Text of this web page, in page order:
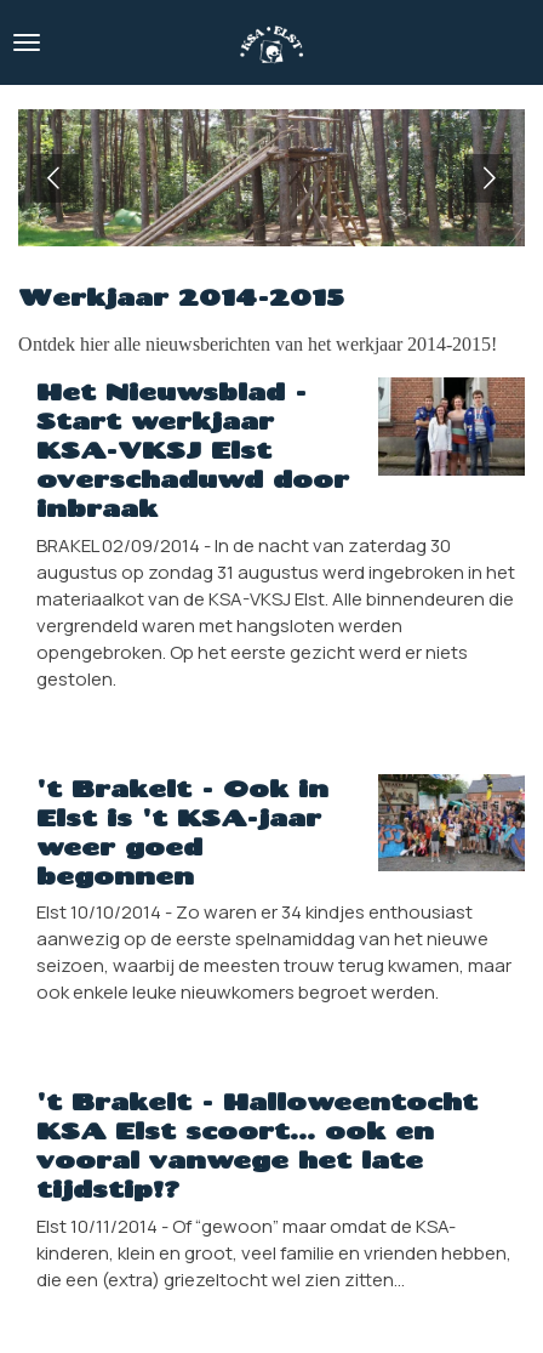
direct
hoofdinhoud
Werkjaar 2014-2015
Ontdek hier alle nieuwsberichten van het werkjaar 2014-2015!
Het Nieuwsblad -
Start werkjaar
KSA-VKSJ Elst
overschaduwd door
inbraak
BRAKEL 02/09/2014 - In de nacht van zaterdag 30
augustus op zondag 31 augustus werd ingebroken in het
materiaalkot van de KSA-VKSJ Elst. Alle binnendeuren die
vergrendeld waren met hangsloten werden
opengebroken. Op het eerste gezicht werd er niets
gestolen.
't Brakelt - Ook in
Elst is 't KSA-jaar
weer goed
begonnen
Elst 10/10/2014 - Zo waren er 34 kindjes enthousiast
aanwezig op de eerste spelnamiddag van het nieuwe
seizoen, waarbij de meesten trouw terug kwamen, maar
ook enkele leuke nieuwkomers begroet werden.
't Brakelt - Halloweentocht
KSA Elst scoort... ook en
vooral vanwege het late
tijdstip!?
Elst 10/11/2014 - Of “gewoon” maar omdat de KSA-
kinderen, klein en groot, veel familie en vrienden hebben,
die een (extra) griezeltocht wel zien zitten…